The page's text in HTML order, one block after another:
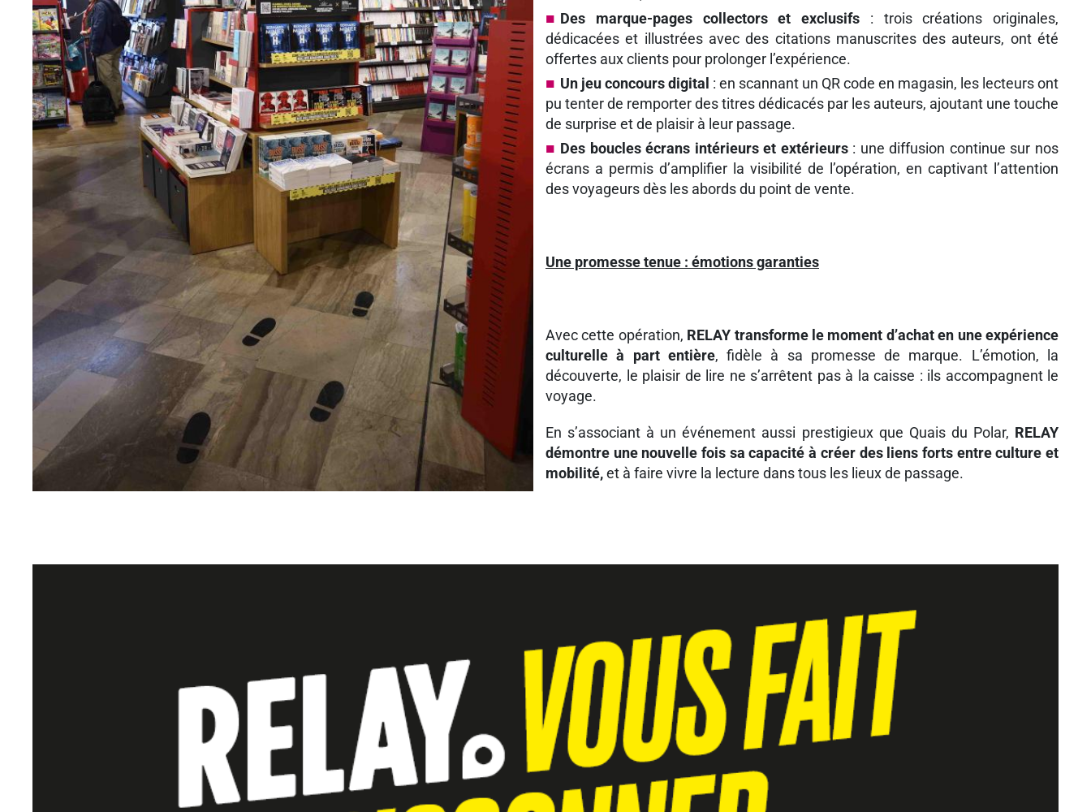
Des marque-pages collectors et exclusifs : trois créations originales,
dédicacées et illustrées avec des citations manuscrites des auteurs, ont été
offertes aux clients pour prolonger l’expérience.
Un jeu concours digital : en scannant un QR code en magasin, les lecteurs ont
pu tenter de remporter des titres dédicacés par les auteurs, ajoutant une touche
de surprise et de plaisir à leur passage.
Des boucles écrans intérieurs et extérieurs: une diffusion continue sur nos
écrans a permis d’amplifier la visibilité de l’opération, en captivant l’attention
des voyageurs dès les abords du point de vente.
Une promesse tenue : émotions garanties
Avec cette opération, RELAY transforme le moment d’achat en une expérience
culturelle à part entière, fidèle à sa promesse de marque. L’émotion, la
découverte, le plaisir de lire ne s’arrêtent pas à la caisse : ils accompagnent le
voyage.
En s’associant à un événement aussi prestigieux que Quais du Polar, RELAY
démontre une nouvelle fois sa capacité à créer des liens forts entre culture et
mobilité,et à faire vivre la lecture dans tous les lieux de passage.